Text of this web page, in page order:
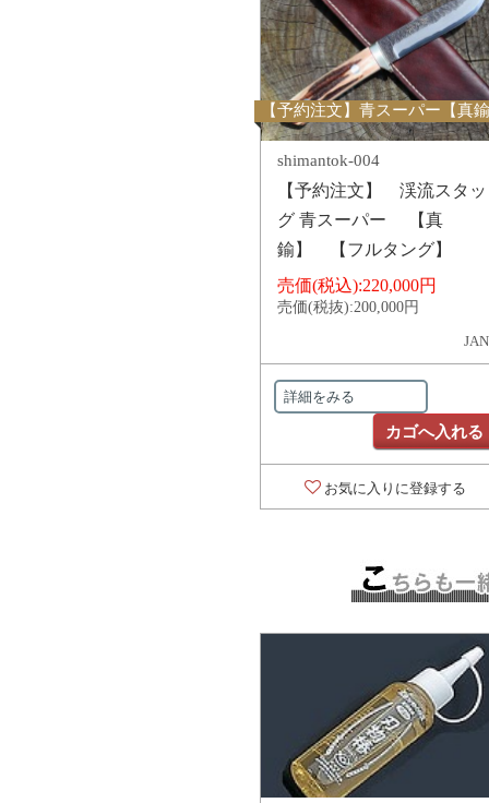
【予約注文】青スーパー【真
shimantok-004
【予約注文】 渓流スタッ
グ 青スーパー 【真
鍮】 【フルタング】
売価(税込):220,000円
売価(税抜):200,000円
詳細をみる
カゴへ入れる
お気に入りに登録する